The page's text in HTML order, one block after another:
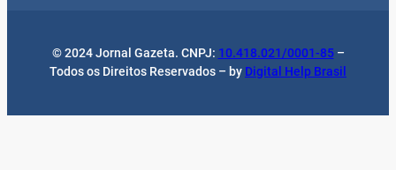
© 2024 Jornal Gazeta. CNPJ: 10.418.021/0001-85–
Todos os Direitos Reservados – by Digital Help Brasil